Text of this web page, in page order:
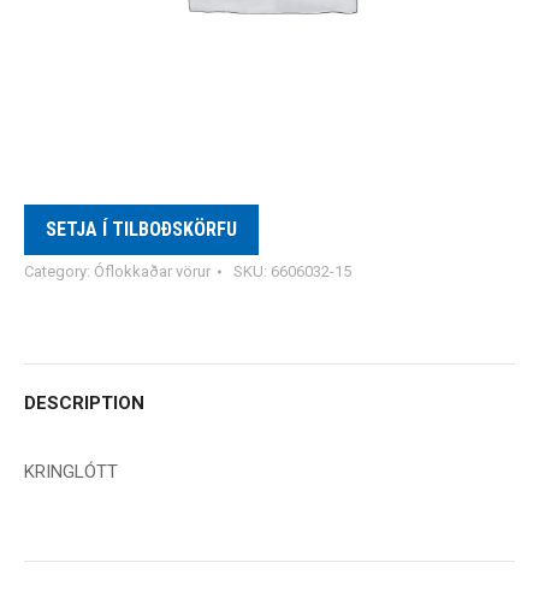
SETJA Í TILBOÐSKÖRFU
Category: Óflokkaðar vörur SKU: 6606032-15
DESCRIPTION
KRINGLÓTT